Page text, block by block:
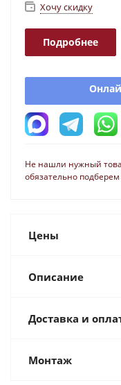
Хочу скидку
Подробнее
Не нашли нужный
обязательно
Цены
Описание
Доставка и
Монтаж